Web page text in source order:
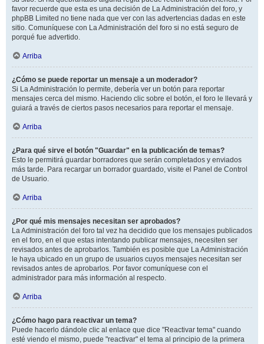
favor recuerde que esta es una decisión de La Administración del foro, y
phpBB Limited no tiene nada que ver con las advertencias dadas en este
sitio. Comuníquese con La Administración del foro si no está seguro de
porqué fue advertido.
Arriba
¿Cómo se puede reportar un mensaje a un moderador?
Si La Administración lo permite, debería ver un botón para reportar
mensajes cerca del mismo. Haciendo clic sobre el botón, el foro le llevará y
guiará a través de ciertos pasos necesarios para reportar el mensaje.
Arriba
¿Para qué sirve el botón "Guardar" en la publicación de temas?
Esto le permitirá guardar borradores que serán completados y enviados
más tarde. Para recargar un borrador guardado, visite el Panel de Control
de Usuario.
Arriba
¿Por qué mis mensajes necesitan ser aprobados?
La Administración del foro tal vez ha decidido que los mensajes publicados
en el foro, en el que estas intentando publicar mensajes, necesiten ser
revisados antes de aprobarlos. También es posible que La Administración
le haya ubicado en un grupo de usuarios cuyos mensajes necesitan ser
revisados antes de aprobarlos. Por favor comuníquese con el
administrador para más información al respecto.
Arriba
¿Cómo hago para reactivar un tema?
Puede hacerlo dándole clic al enlace que dice "Reactivar tema" cuando
esté viendo el mismo, puede "reactivar" el tema al principio de la primera